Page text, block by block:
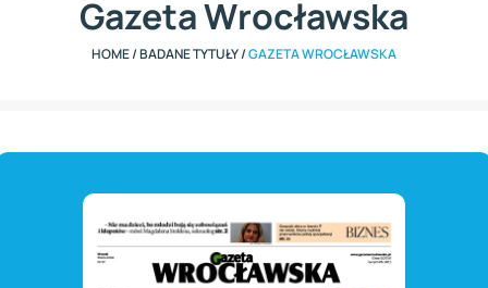
Gazeta Wrocławska
HOME/BADANE TYTUŁY/GAZETA WROCŁAWSKA